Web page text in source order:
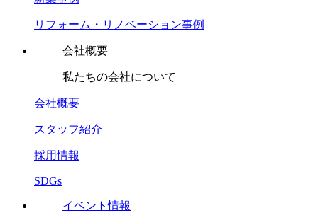
リフォーム・リノベーション事例
会社概要
私たちの会社について
会社概要
スタッフ紹介
採用情報
SDGs
イベント情報